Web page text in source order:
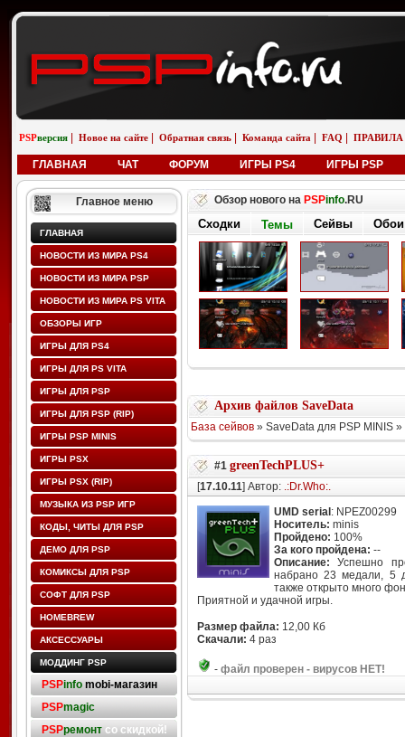
PSPверсия Новое на сайте Обратная связь Команда сайта FAQ ПРАВИЛА
ГЛАВНАЯ ЧАТ ФОРУМ ИГРЫ PS4 ИГРЫ PSP
Главное меню
ГЛАВНАЯ
НОВОСТИ ИЗ МИРА PS4
НОВОСТИ ИЗ МИРА PSP
НОВОСТИ ИЗ МИРА PS VITA
ОБЗОРЫ ИГР
ИГРЫ ДЛЯ PS4
ИГРЫ ДЛЯ PS VITA
ИГРЫ ДЛЯ PSP
ИГРЫ ДЛЯ PSP (RIP)
ИГРЫ PSP MINIS
ИГРЫ PSX
ИГРЫ PSX (RIP)
МУЗЫКА ИЗ PSP ИГР
КОДЫ, ЧИТЫ ДЛЯ PSP
ДЕМО ДЛЯ PSP
КОМИКСЫ ДЛЯ PSP
СОФТ ДЛЯ PSP
HOMEBREW
АКСЕССУАРЫ
МОДДИНГ PSP
PSPinfo mobi-магазин
PSPmagic
PSPремонтсо скидкой!
Обзор нового на PSPinfo.RU
Сходки Темы Сейвы Обои
Архив файлов SaveData
База сейвов» SaveData для PSP MINIS »
#1 greenTechPLUS+
[17.10.11] Автор: .:Dr.Who:.
UMD serial : NPEZ00299
Носитель: minis
Пройдено: 100%
За кого пройдена: --
Описание: Успешно
набрано 23 медали, 5
также открыто много
Приятной и удачной игры.
Размер файла: 12,00 Кб
Скачали: 4 раз
- файл проверен - вирусов НЕТ!